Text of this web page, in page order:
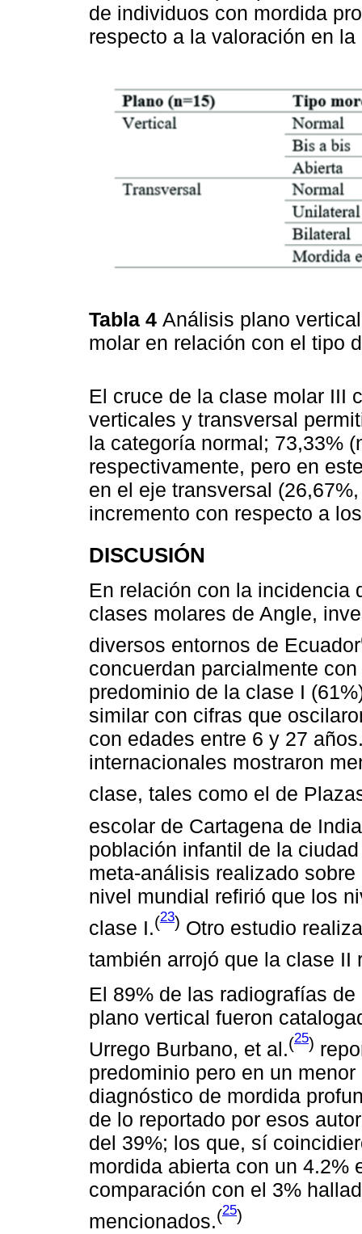
de individuos con mordida
respecto a la valoración en la
Tabla 4 Análisis plano
molar en relación con el tipo
El cruce de la clase molar III
verticales y transversal
la categoría normal; 73,33%
respectivamente, pero en
en el eje transversal
incremento con respecto a
DISCUSIÓN
En relación con la incidencia
clases molares de Angle,
diversos entornos de Ecuador
concuerdan parcialmente
predominio de la clase I
similar con cifras que
con edades entre 6 y 27
internacionales mostraron
clase, tales como el de
escolar de Cartagena de
población infantil de la
meta-análisis realizado
nivel mundial refirió que los
clase I.(23) Otro estudio
también arrojó que la clase II
El 89% de las radiografías
plano vertical fueron
Urrego Burbano, et al.(25)
predominio pero en un
diagnóstico de mordida
de lo reportado por esos
del 39%; los que, sí
mordida abierta con un 4.2%
comparación con el 3%
mencionados.(25)